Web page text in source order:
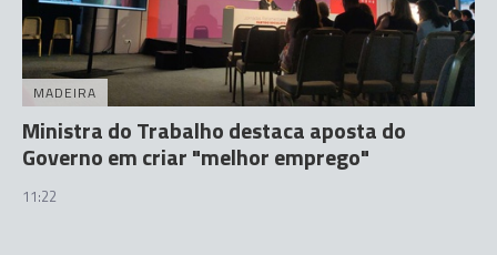
MADEIRA
Ministra do Trabalho destaca aposta do
Governo em criar "melhor emprego"
11:22